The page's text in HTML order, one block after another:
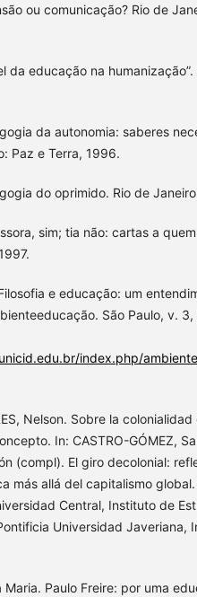
ou comunicação? Rio de
da educação na
da autonomia: saberes
Paz e Terra, 1996.
do oprimido. Rio de
sim; tia não: cartas a
e educação: um
São Paulo, v.
index.php/
Nelson. Sobre la
In: CASTRO-GÓMEZ,
(compl). El giro decolonial:
más allá del capitalismo
Central, Instituto de
Universidad Javeriana,
Maria. Paulo Freire: por uma